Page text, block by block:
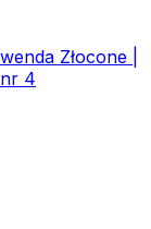
Złocone |
4